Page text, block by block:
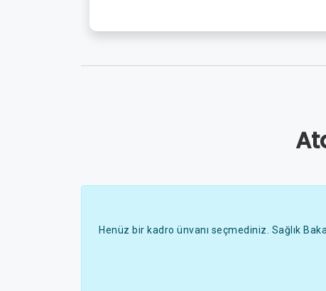
Henüz bir kadro ünvanı seçmediniz. Sağlık